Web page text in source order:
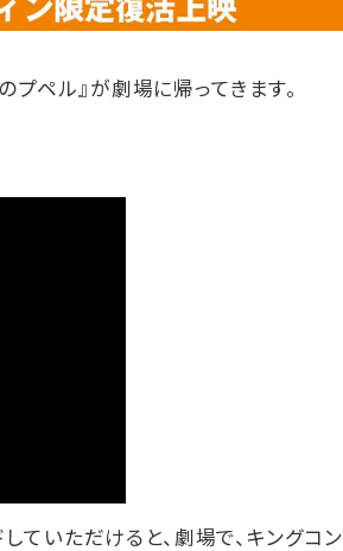
プペル』が劇場に帰ってきます。
ていただけると、劇場で、キングコン